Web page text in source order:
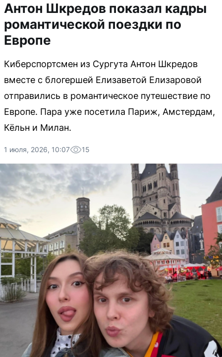
Антон Шкредов показал кадры
романтической поездки по
Европе
Киберспортсмен из Сургута Антон Шкредов
вместе с блогершей Елизаветой Елизаровой
отправились в романтическое путешествие по
Европе. Пара уже посетила Париж, Амстердам,
Кёльн и Милан.
1 июля, 2026, 10:07 15